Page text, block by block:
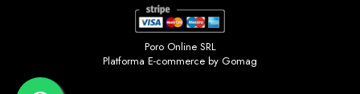
Poro Online SRL
Platforma E-commerce by Gomag